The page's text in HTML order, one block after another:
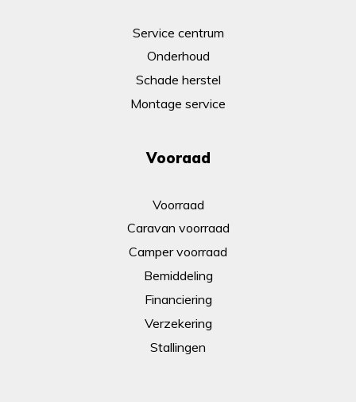
Service centrum
Onderhoud
Schade herstel
Montage service
Vooraad
Voorraad
Caravan voorraad
Camper voorraad
Bemiddeling
Financiering
Verzekering
Stallingen